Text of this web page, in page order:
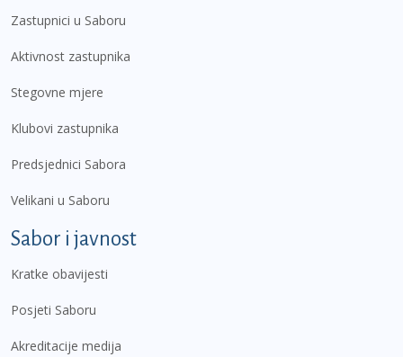
Zastupnici u Saboru
Aktivnost zastupnika
Stegovne mjere
Klubovi zastupnika
Predsjednici Sabora
Velikani u Saboru
Sabor i javnost
Kratke obavijesti
Posjeti Saboru
Akreditacije medija